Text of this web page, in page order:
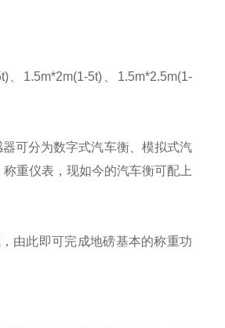
、1.5m*2m(1-5t)、1.5m*2.5m(1-
可分为数字式汽车衡、模拟式汽
重仪表，现如今的汽车衡可配上
由此即可完成地磅基本的称重功